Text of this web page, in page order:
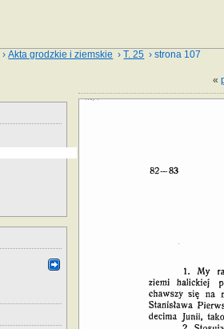
›Akta grodzkie i ziemskie ›T. 25 › strona 107
«